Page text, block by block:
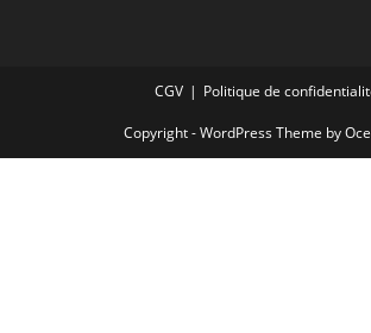
CGV Politique de
Copyright - WordPress Theme by